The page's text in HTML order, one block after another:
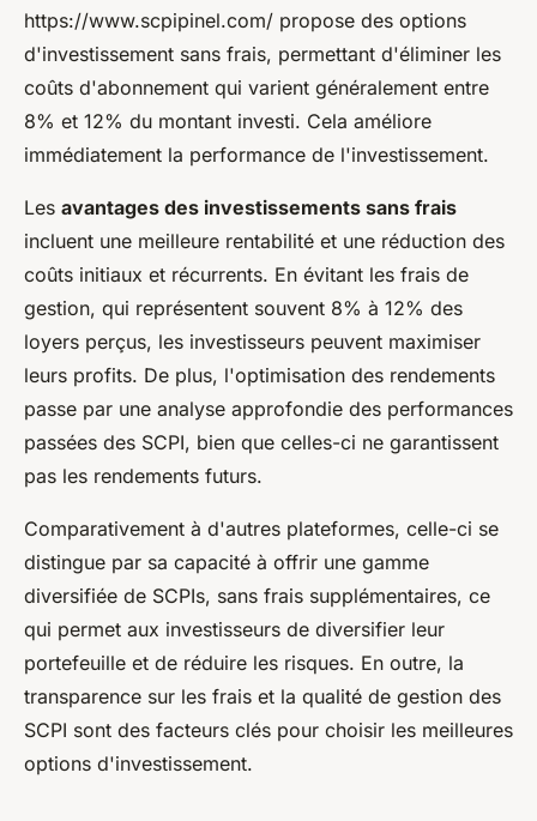
https://www.scpipinel.com/ propose des options
d'investissement sans frais, permettant d'éliminer les
coûts d'abonnement qui varient généralement entre
8% et 12% du montant investi. Cela améliore
immédiatement la performance de l'investissement.
Les avantages des investissements sans frais
incluent une meilleure rentabilité et une réduction des
coûts initiaux et récurrents. En évitant les frais de
gestion, qui représentent souvent 8% à 12% des
loyers perçus, les investisseurs peuvent maximiser
leurs profits. De plus, l'optimisation des rendements
passe par une analyse approfondie des performances
passées des SCPI, bien que celles-ci ne garantissent
pas les rendements futurs.
Comparativement à d'autres plateformes, celle-ci se
distingue par sa capacité à offrir une gamme
diversifiée de SCPIs, sans frais supplémentaires, ce
qui permet aux investisseurs de diversifier leur
portefeuille et de réduire les risques. En outre, la
transparence sur les frais et la qualité de gestion des
SCPI sont des facteurs clés pour choisir les meilleures
options d'investissement.